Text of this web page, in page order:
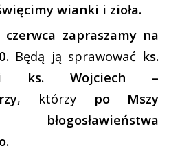
wianki i zioła.
zapraszamy na
Będą ją sprawować ks.
i ks. Wojciech –
, którzy po Mszy